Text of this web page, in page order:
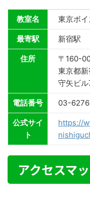
教室名 東京ボ
最寄駅 新宿駅
住所
〒160-
東京都
守矢ビル
電話番号 03-
公式サイ
ト
https://
アクセスマ